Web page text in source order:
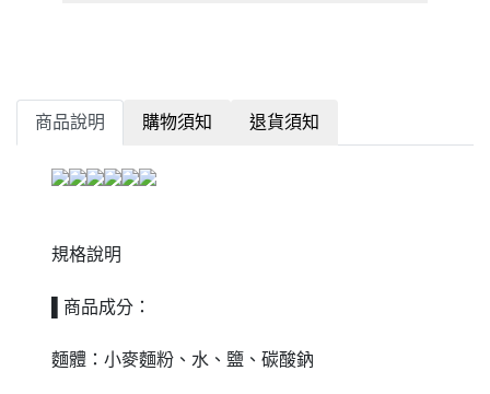
商品說明 購物須知 退貨須知
規格說明
▌商品成分：
麵體：小麥麵粉、水、鹽、碳酸鈉